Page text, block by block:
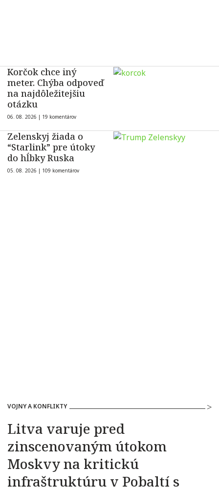
Korčok chce iný
meter. Chýba odpoveď
na najdôležitejšiu
otázku
06. 08. 2026 | 19 komentárov
Zelenskyj žiada o
“Starlink” pre útoky
do hĺbky Ruska
05. 08. 2026 | 109 komentárov
VOJNY A KONFLIKTY
Litva varuje pred
zinscenovaným útokom
Moskvy na kritickú
infraštruktúru v Pobaltí s